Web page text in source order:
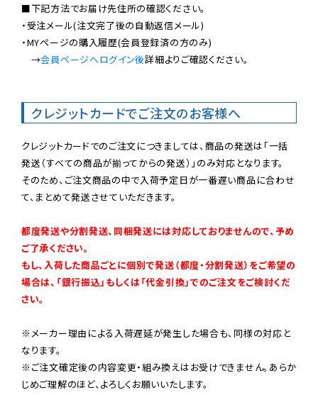
■下記方法でお届け先住所の確認ください。
・受注メール(注文完了後の自動返信メール)
・MYページの購入履歴(会員登録済の方のみ)
→会員ページへログイン後詳細よりご確認ください。
クレジットカードでご注文のお客様へ
クレジットカードでのご注文につきましては、商品の発送は「一括
発送（すべての商品が揃ってからの発送）」のみ対応となります。
そのため、ご注文商品の中で入荷予定日が一番遅い商品に合わせ
て、まとめて発送させていただきます。
都度発送や分割発送、同梱発送には対応しておりませんので、予め
ご了承ください。
もし、入荷した商品ごとに個別で発送（都度・分割発送）をご希望の
場合は、「銀行振込」もしくは「代金引換」でのご注文をご検討くだ
さい。
※メーカー理由による入荷遅延が発生した場合も、同様の対応と
なります。
※ご注文確定後の内容変更・組み換えはお受けできません。あらか
じめご理解のほど、よろしくお願いいたします。